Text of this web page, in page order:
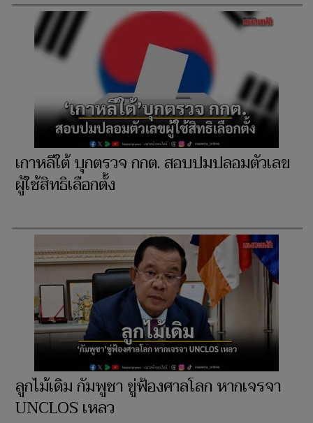
เกาหลีใต้ บุกตรวจ กกต. สอบปมปลอมตัวเลข
ผู้ใช้สิทธิเลือกตั้ง
ลูกไม้เดิม กัมพูชา ขู่ฟ้องศาลโลก หากเจรจา
UNCLOS เหลว